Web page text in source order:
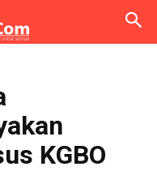
KGBO